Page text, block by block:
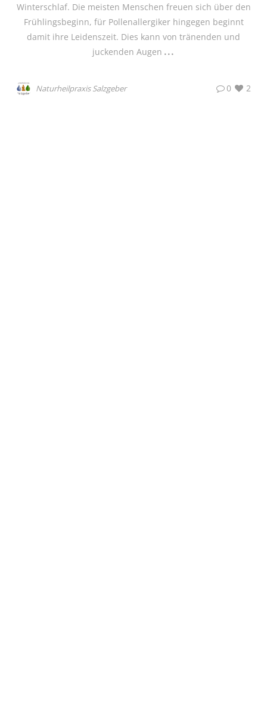
Winterschlaf. Die meisten Menschen freuen sich über den
Frühlingsbeginn, für Pollenallergiker hingegen beginnt
damit ihre Leidenszeit. Dies kann von tränenden und
juckenden Augen
Naturheilpraxis Salzgeber 2
0